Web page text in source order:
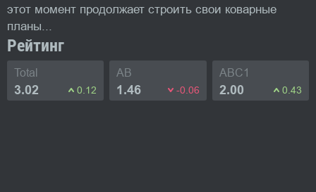
этот момент продолжает строить свои коварные
планы...
Рейтинг
Total
3.02 0.12
AB
1.46 -0.06
ABC1
2.00 0.43